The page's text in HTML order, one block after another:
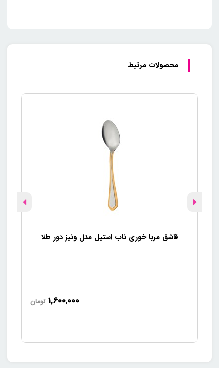
محصولات مرتبط
قاشق مربا خوری ناب استیل مدل ونیز دور طلا
1,600,000 تومان